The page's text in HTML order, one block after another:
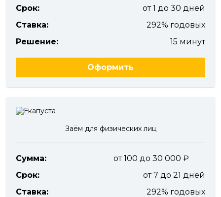
Срок:
от 1 до 30 дней
Ставка:
292% годовых
Решение:
15 минут
Оформить
Заём для физических лиц
Сумма:
от 100 до 30 000
Срок:
от 7 до 21 дней
Ставка:
292% годовых